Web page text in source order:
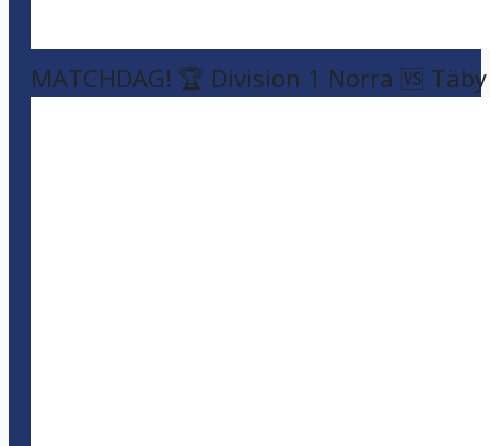
MATCHDAG! 🏆 Division 1 Norra 🆚